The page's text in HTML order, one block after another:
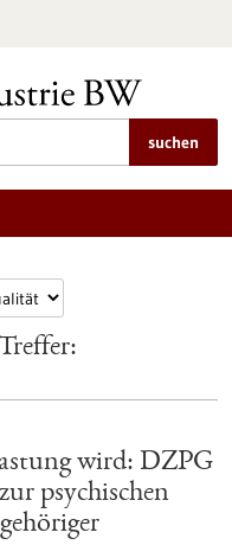
suchen
wird: DZPG
psychischen